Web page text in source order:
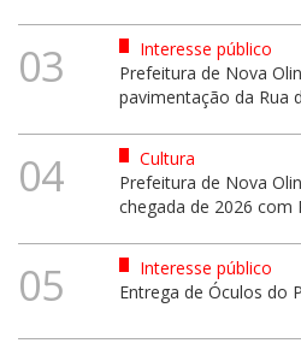
03
Interesse público
Prefeitura de Nova
pavimentação da Rua
04
Cultura
Prefeitura de Nova
chegada de 2026 com
05
Interesse público
Entrega de Óculos do